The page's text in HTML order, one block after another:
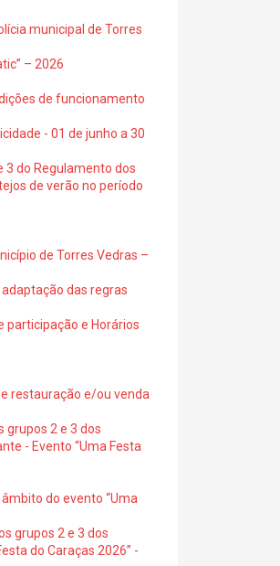
municipal de Torres
– 2026
de funcionamento
- 01 de junho a 30
3 do Regulamento dos
de verão no período
de Torres Vedras –
das regras
participação e Horários
restauração e/ou venda
grupos 2 e 3 dos
- Evento “Uma Festa
do evento “Uma
grupos 2 e 3 dos
do Caraças 2026” -